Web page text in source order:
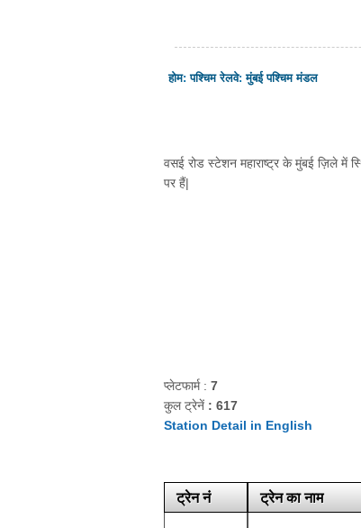
होम:पश्चिम रेलवे:मुंबई पश्चिम मंडल
वसई रोड स्टेशन महाराष्ट्र के मुंबई ज़िले में
पर हैं|
प्लेटफार्म : 7
कुल ट्रेनें : 617
Station Detail in English
ट्रेन नं ट्रेन का नाम